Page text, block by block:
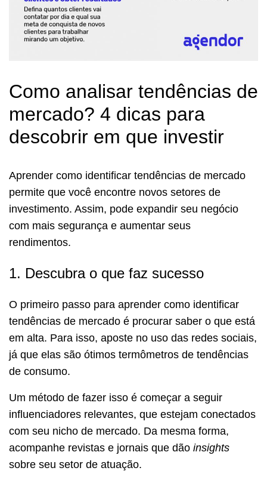
Como analisar tendências de
mercado? 4 dicas para
descobrir em que investir
Aprender como identificar tendências de mercado
permite que você encontre novos setores de
investimento. Assim, pode expandir seu negócio
com mais segurança e aumentar seus
rendimentos.
1. Descubra o que faz sucesso
O primeiro passo para aprender como identificar
tendências de mercado é procurar saber o que está
em alta. Para isso, aposte no uso das redes sociais,
já que elas são ótimos termômetros de tendências
de consumo.
Um método de fazer isso é começar a seguir
influenciadores relevantes, que estejam conectados
com seu nicho de mercado. Da mesma forma,
acompanhe revistas e jornais que dão insights
sobre seu setor de atuação.